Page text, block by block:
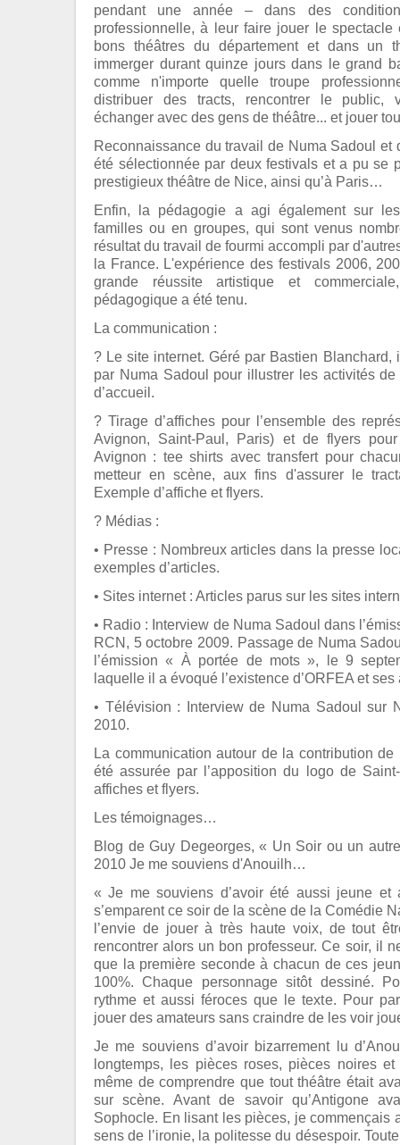
pendant une année – dans des
professionnelle, à leur faire jouer le spectacle
bons théâtres du département et dans un
immerger durant quinze jours dans le grand
comme n'importe quelle troupe
distribuer des tracts, rencontrer le public,
échanger avec des gens de théâtre... et jouer
Reconnaissance du travail de Numa Sadoul et
été sélectionnée par deux festivals et a pu se
prestigieux théâtre de Nice, ainsi qu’à Paris…
Enfin, la pédagogie a agi également sur
familles ou en groupes, qui sont venus
résultat du travail de fourmi accompli par
la France. L'expérience des festivals 2006,
grande réussite artistique et
pédagogique a été tenu.
La communication :
? Le site internet. Géré par Bastien Blanchard,
par Numa Sadoul pour illustrer les activités
d’accueil.
? Tirage d’affiches pour l’ensemble des
Avignon, Saint-Paul, Paris) et de flyers
Avignon : tee shirts avec transfert pour
metteur en scène, aux fins d'assurer le
Exemple d’affiche et flyers.
? Médias :
• Presse : Nombreux articles dans la presse
exemples d’articles.
• Sites internet : Articles parus sur les sites
• Radio : Interview de Numa Sadoul dans
RCN, 5 octobre 2009. Passage de Numa
l’émission « À portée de mots », le 9
laquelle il a évoqué l’existence d’ORFEA et ses
• Télévision : Interview de Numa Sadoul sur
2010.
La communication autour de la contribution
été assurée par l’apposition du logo de
affiches et flyers.
Les témoignages…
Blog de Guy Degeorges, « Un Soir ou un
2010 Je me souviens d'Anouilh…
« Je me souviens d’avoir été aussi jeune et
s’emparent ce soir de la scène de la Comédie
l’envie de jouer à très haute voix, de tout
rencontrer alors un bon professeur. Ce soir, il
que la première seconde à chacun de ces
100%. Chaque personnage sitôt dessiné.
rythme et aussi féroces que le texte. Pour
jouer des amateurs sans craindre de les voir
Je me souviens d’avoir bizarrement lu
longtemps, les pièces roses, pièces noires
même de comprendre que tout théâtre était
sur scène. Avant de savoir qu’Antigone
Sophocle. En lisant les pièces, je commençais
sens de l’ironie, la politesse du désespoir.